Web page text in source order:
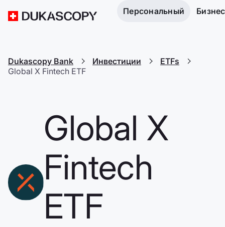
Персональный Бизнес
Dukascopy Bank Инвестиции
ETFs
Global X Fintech ETF
Global X
Fintech
ETF